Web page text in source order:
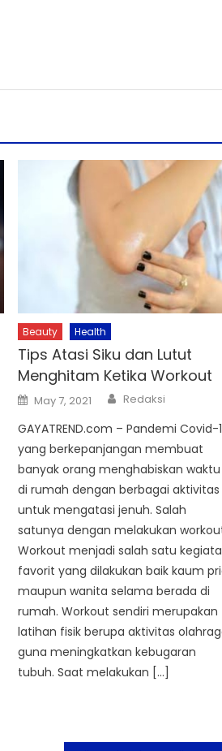
Beauty Health
Tips Atasi Siku dan Lutut
Menghitam Ketika Workout
Posted
on
May 7, 2021 Author
Redaksi
GAYATREND.com – Pandemi Covid-
yang berkepanjangan membuat
banyak orang menghabiskan waktu
di rumah dengan berbagai aktivitas
untuk mengatasi jenuh. Salah
satunya dengan melakukan
Workout menjadi salah satu
favorit yang dilakukan baik kaum
maupun wanita selama berada di
rumah. Workout sendiri merupakan
latihan fisik berupa aktivitas
guna meningkatkan kebugaran
tubuh. Saat melakukan […]